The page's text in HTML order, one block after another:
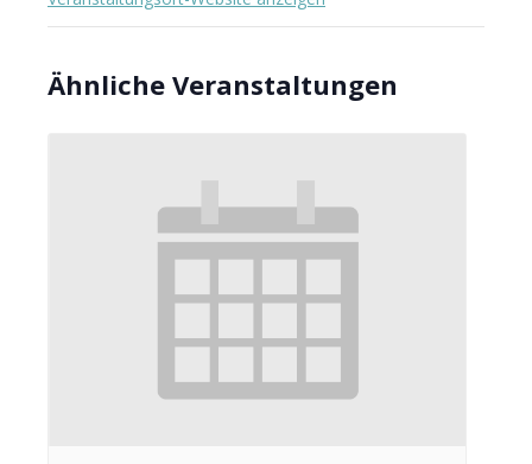
Ähnliche Veranstaltungen